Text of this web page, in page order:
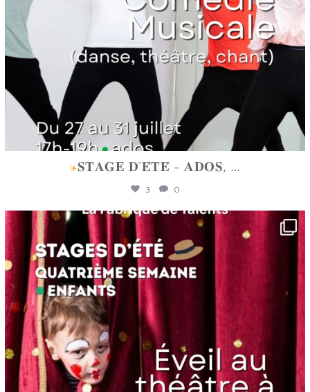
𝐒𝐓𝐀𝐆𝐄 𝐃`𝐄́𝐓𝐄́ - 𝐀𝐃𝐎𝐒, ...
3 0
lafabriquedetalents
Juin 16